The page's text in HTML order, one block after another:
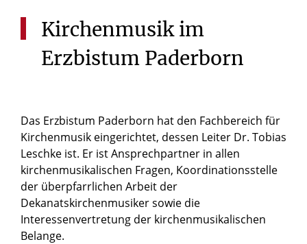
Kirchenmusik im
Erzbistum Paderborn
Das Erzbistum Paderborn hat den Fachbereich für
Kirchenmusik eingerichtet, dessen Leiter Dr. Tobias
Leschke ist. Er ist Ansprechpartner in allen
kirchenmusikalischen Fragen, Koordinationsstelle
der überpfarrlichen Arbeit der
Dekanatskirchenmusiker sowie die
Interessenvertretung der kirchenmusikalischen
Belange.